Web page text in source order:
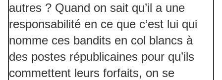
autres ? Quand on sait qu’il a une
responsabilité en ce que c’est lui qui
nomme ces bandits en col blancs à
des postes républicaines pour qu’ils
commettent leurs forfaits, on se